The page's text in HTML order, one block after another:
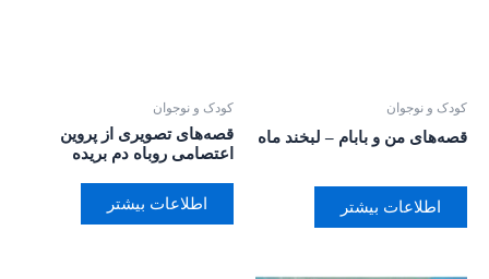
کودک و نوجوان
قصه‌های من و بابام – لبخند ماه
اطلاعات بیشتر
کودک و نوجوان
قصه‌های تصویری از پروین
اعتصامی روباه دم بریده
اطلاعات بیشتر